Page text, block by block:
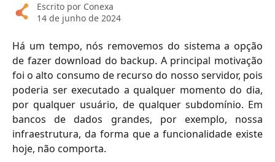
Escrito por Conexa
14 de junho de 2024
Há um tempo, nós removemos do sistema a opção
de fazer download do backup. A principal motivação
foi o alto consumo de recurso do nosso servidor, pois
poderia ser executado a qualquer momento do dia,
por qualquer usuário, de qualquer subdomínio. Em
bancos de dados grandes, por exemplo, nossa
infraestrutura, da forma que a funcionalidade existe
hoje, não comporta.